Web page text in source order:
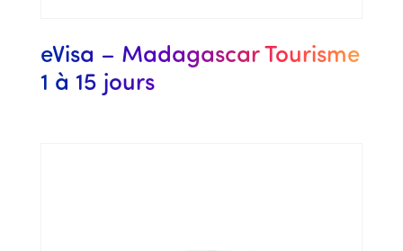
eVisa – Madagascar Tourisme
1 à 15 jours